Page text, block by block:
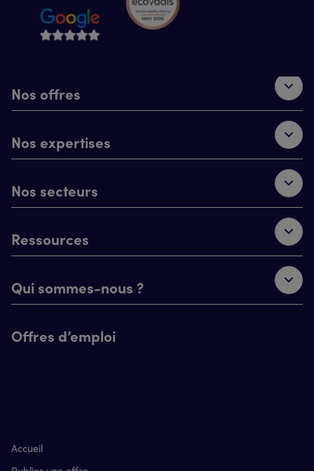
Nos offres
Nos expertises
Nos secteurs
Ressources
Qui sommes-nous ?
Offres d’emploi
Accueil